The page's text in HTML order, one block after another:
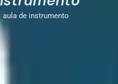
aula de instrumento